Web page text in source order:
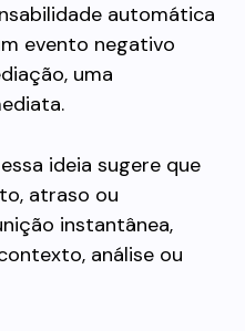
automática
evento negativo
uma
ideia sugere que
atraso ou
instantânea,
análise ou